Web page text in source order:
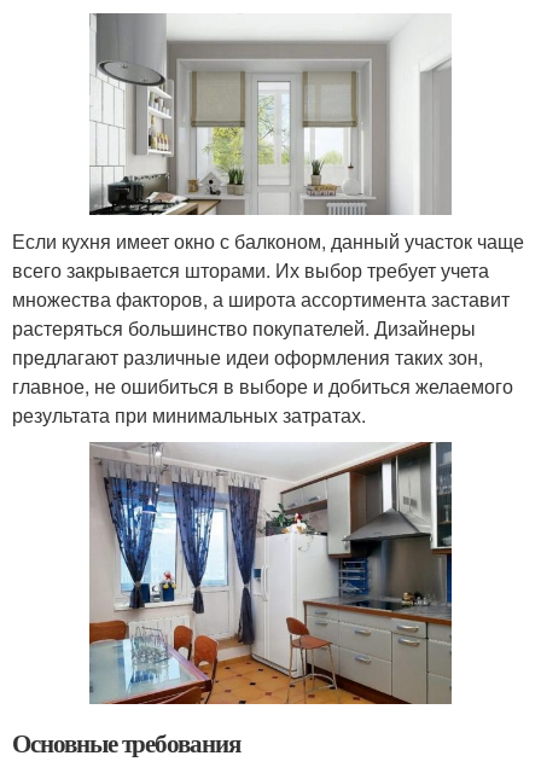
Если кухня имеет окно с балконом, данный участок чаще
всего закрывается шторами. Их выбор требует учета
множества факторов, а широта ассортимента заставит
растеряться большинство покупателей. Дизайнеры
предлагают различные идеи оформления таких зон,
главное, не ошибиться в выборе и добиться желаемого
результата при минимальных затратах.
Основные требования